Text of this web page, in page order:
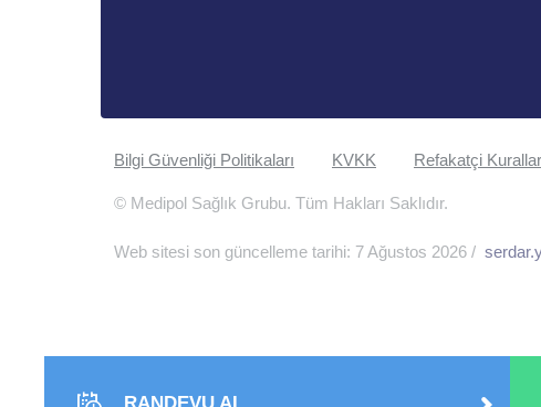
Bilgi Güvenliği Politikaları KVKK Refakatçi
© Medipol Sağlık Grubu. Tüm Hakları Saklıdır.
Web sitesi son güncelleme tarihi: 7 Ağustos 2026 /